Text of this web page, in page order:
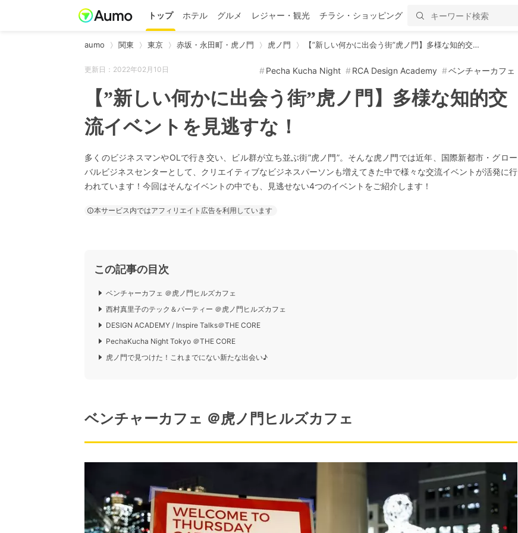
トップ ホテル グルメ レジャー・観光 チラシ・ショッピング
aumo 関東 東京 赤坂・永田町・虎ノ門 虎ノ門 【”新しい何かに出会う街”虎ノ門】多様な知的交…
更新日：2022年02月10日 Pecha Kucha Night RCA Design Academy ベンチャーカフェ
【”新しい何かに出会う街”虎ノ門】多様な知的交
流イベントを見逃すな！
多くのビジネスマンやOLで行き交い、ビル群が立ち並ぶ街”虎ノ門”。そんな虎ノ門では近年、国際新都市・グロー
バルビジネスセンターとして、クリエイティブなビジネスパーソンも増えてきた中で様々な交流イベントが活発に行
われています！今回はそんなイベントの中でも、見逃せない4つのイベントをご紹介します！
本サービス内ではアフィリエイト広告を利用しています
この記事の目次
ベンチャーカフェ ＠虎ノ門ヒルズカフェ
西村真里子のテック＆パーティー ＠虎ノ門ヒルズカフェ
DESIGN ACADEMY / Inspire Talks＠THE CORE
PechaKucha Night Tokyo ＠THE CORE
虎ノ門で見つけた！これまでにない新たな出会い♪
ベンチャーカフェ ＠虎ノ門ヒルズカフェ